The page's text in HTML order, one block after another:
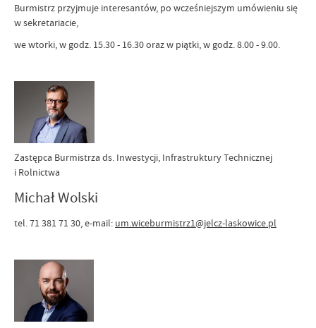
Burmistrz przyjmuje interesantów, po wcześniejszym umówieniu się
w sekretariacie,
we wtorki, w godz. 15.30 - 16.30 oraz w piątki, w godz. 8.00 - 9.00.
Zastępca Burmistrza ds. Inwestycji, Infrastruktury Technicznej
i Rolnictwa
Michał Wolski
tel. 71 381 71 30, e-mail: um.wiceburmistrz1@jelcz-laskowice.pl